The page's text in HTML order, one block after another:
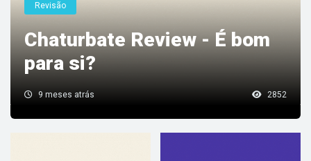
Revisão
Chaturbate Review - É bom
para si?
9 meses atrás 2852